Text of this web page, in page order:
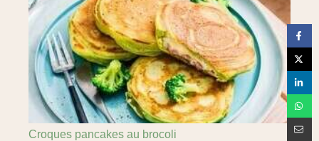
Croques pancakes au brocoli